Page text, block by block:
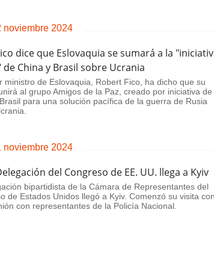
noviembre 2024
dice que Eslovaquia se sumará a la
de China y Brasil sobre Ucrania
ministro de Eslovaquia, Robert Fico, ha dicho que su
al grupo Amigos de la Paz, creado por iniciativa de
para una solución pacífica de la guerra de Rusia
noviembre 2024
del Congreso de EE. UU. llega a Kyiv
bipartidista de la Cámara de Representantes del
de Estados Unidos llegó a Kyiv. Comenzó su visita
con representantes de la Policía Nacional.